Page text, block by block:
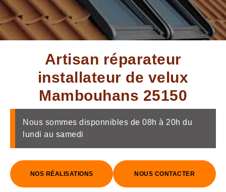
Artisan réparateur
installateur de velux
Mambouhans 25150
Nous sommes disponnibles de 08h à 20h du
lundi au samedi
NOS RÉALISATIONS NOUS CONTACTER